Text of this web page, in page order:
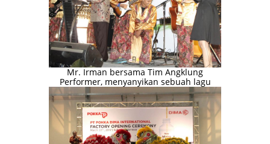
Mr. Irman bersama Tim Angklung
Performer, menyanyikan sebuah lagu